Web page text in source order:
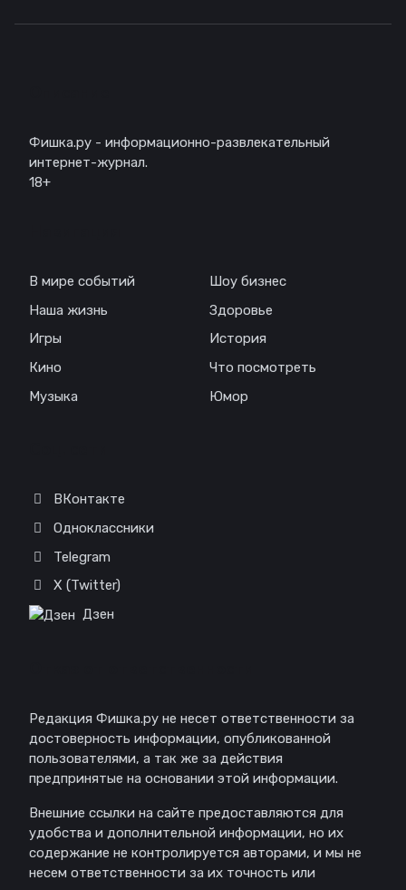
Фишка.ру - информационно-развлекательный
интернет-журнал.
18+
В мире событий
Наша жизнь
Игры
Кино
Музыка
Шоу бизнес
Здоровье
История
Что посмотреть
Юмор
ВКонтакте
Одноклассники
Telegram
X (Twitter)
Дзен
Редакция Фишка.ру не несет ответственности за
достоверность информации, опубликованной
пользователями, а так же за действия
предпринятые на основании этой информации.
Внешние ссылки на сайте предоставляются для
удобства и дополнительной информации, но их
содержание не контролируется авторами, и мы не
несем ответственности за их точность или